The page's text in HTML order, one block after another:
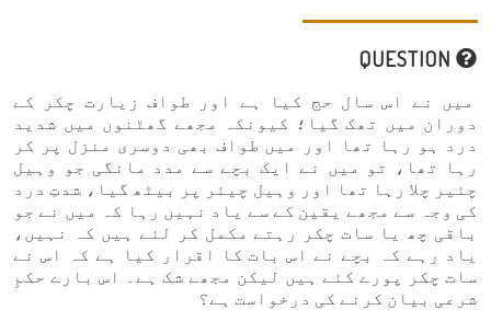
میں نے اس سال حج کیا ہے اور طواف زیارت چکر کے
دوران میں تھک گیا؛ کیونکہ مجھے گھٹنوں میں شدید
درد ہو رہا تھا اور میں طواف بھی دوسری منزل پر کر
رہا تھا، تو میں نے ایک بچے سے مدد مانگی جو وہیل
چئیر چلا رہا تھا اور وہیل چیئر پر بیٹھ گیا، شدتِ درد
کی وجہ سے مجھے یقین کے سے یاد نہیں رہا کہ میں نے جو
باقی چھ یا سات چکر رہتے مکمل کر لئے ہیں کہ نہیں،
یاد رہے کہ بچے نے اس بات کا اقرار کیا ہے کہ اس نے
سات چکر پورے کئے ہیں لیکن مجھے شک ہے۔ اس بارے حکمِ
شرعی بیان کرنے کی درخواست ہے؟